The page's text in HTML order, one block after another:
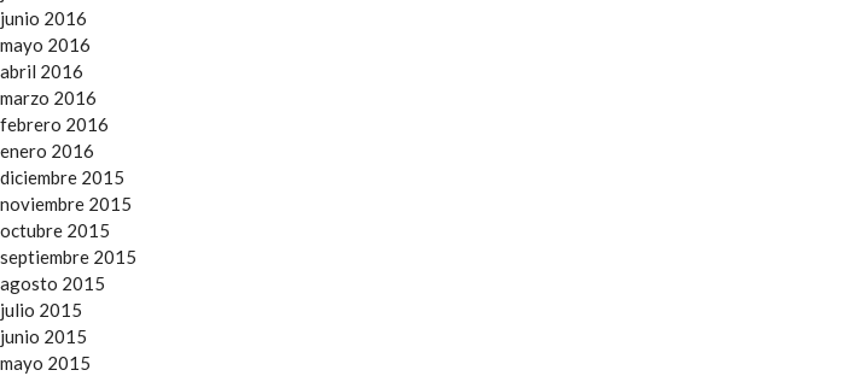
junio 2016
mayo 2016
abril 2016
marzo 2016
febrero 2016
enero 2016
diciembre 2015
noviembre 2015
octubre 2015
septiembre 2015
agosto 2015
julio 2015
junio 2015
mayo 2015